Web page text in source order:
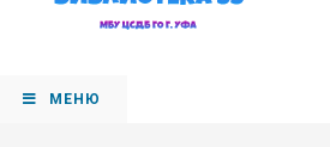
МЕНЮ